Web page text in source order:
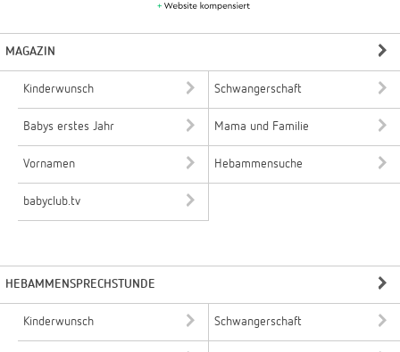
MAGAZIN
Kinderwunsch Schwangerschaft
Babys erstes Jahr Mama und Familie
Vornamen Hebammensuche
babyclub.tv
HEBAMMENSPRECHSTUNDE
Kinderwunsch Schwangerschaft